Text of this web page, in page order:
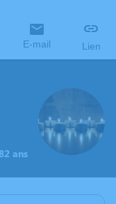
E-mail Lien
ans